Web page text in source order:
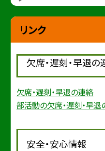
リンク
欠席・遅刻・早退の
欠席・遅刻・早退の連絡
部活動の欠席・遅刻・早退
安全・安心情報